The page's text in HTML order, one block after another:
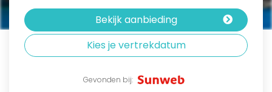
Bekijk aanbieding
Kies je vertrekdatum
Gevonden bij: